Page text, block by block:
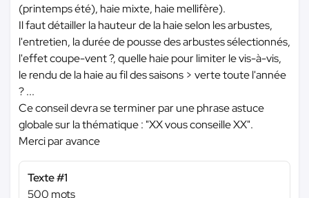
(printemps été), haie mixte, haie mellifère).
Il faut détailler la hauteur de la haie selon les arbustes,
l'entretien, la durée de pousse des arbustes sélectionnés,
l'effet coupe-vent ?, quelle haie pour limiter le vis-à-vis,
le rendu de la haie au fil des saisons > verte toute l'année
? ...
Ce conseil devra se terminer par une phrase astuce
globale sur la thématique : "XX vous conseille XX".
Merci par avance
Texte #1
500 mots